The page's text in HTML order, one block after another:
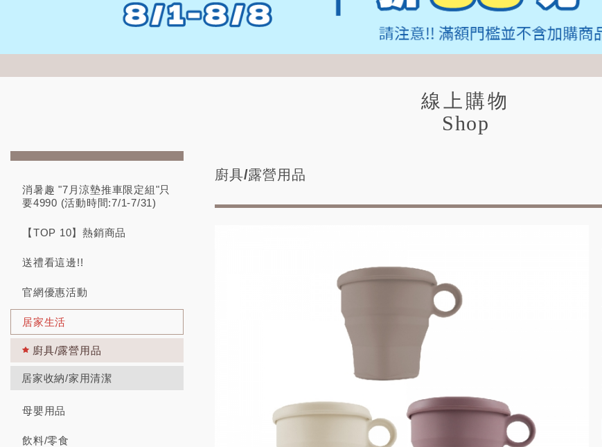
線上購物
Shop
消暑趣 "7月涼墊推車限定組"只
要4990 (活動時間:7/1-7/31)
【TOP 10】熱銷商品
送禮看這邊!!
官網優惠活動
居家生活
廚具/露營用品
居家收納/家用清潔
母嬰用品
飲料/零食
廚具/露營用品